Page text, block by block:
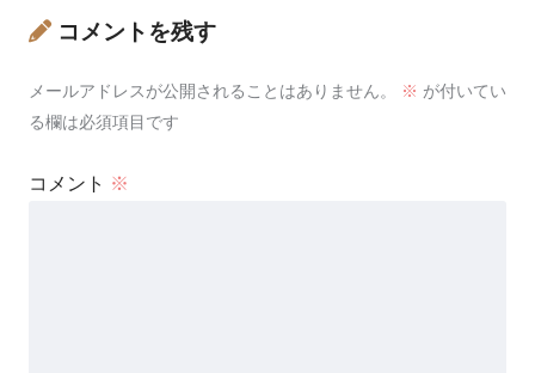
コメントを残す
メールアドレスが公開されることはありません。 ※ が付いてい
る欄は必須項目です
コメント ※